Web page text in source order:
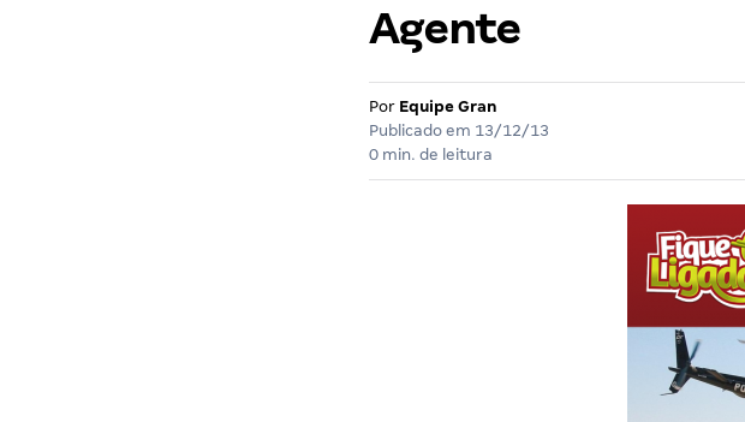
Agente
Por Equipe Gran
Publicado em 13/12/13
0 min. de leitura